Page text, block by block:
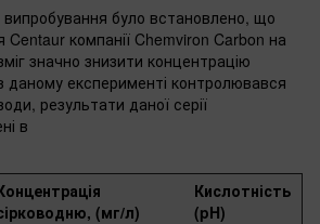
випробування було встановлено, що
Centaur компанії Chemviron Carbon на
значно знизити концентрацію
даному експерименті контролювався
результати даної серії
в
(мг/л)
Кислотність
(pH)